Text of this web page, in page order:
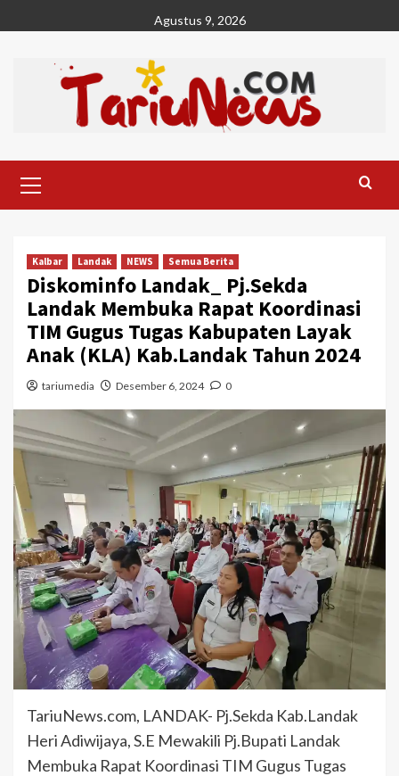
to
Agustus 9, 2026
Menu
Kalbar Landak NEWS Semua Berita
Diskominfo Landak_ Pj.Sekda
Landak Membuka Rapat Koordinasi
TIM Gugus Tugas Kabupaten Layak
Anak (KLA) Kab.Landak Tahun 2024
tariumedia Desember 6, 2024 0
TariuNews.com, LANDAK- Pj.Sekda Kab.Landak
Heri Adiwijaya, S.E Mewakili Pj.Bupati Landak
Membuka Rapat Koordinasi TIM Gugus Tugas